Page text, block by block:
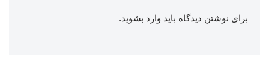
برای نوشتن دیدگاه باید وارد بشوید.